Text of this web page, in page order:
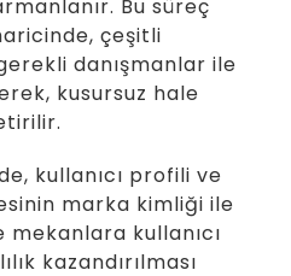
Bu süreç
çeşitli
danışmanlar ile
kusursuz hale
kullanıcı profili ve
marka kimliği ile
kullanıcı
kazandırılması